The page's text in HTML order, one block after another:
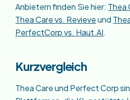
Anbietern finden Sie hier: Thea
Thea Care vs. Revieveund
PerfectCorp vs. Haut.AI.
Kurzvergleich
Thea Care und Perfect Corp